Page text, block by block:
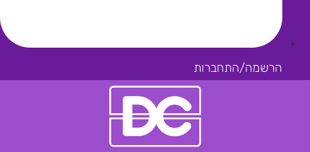
הרשמה/התחברות